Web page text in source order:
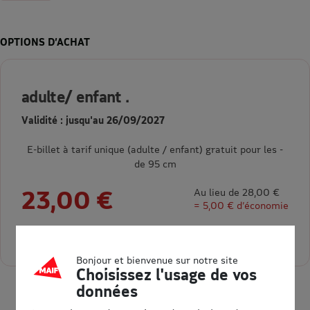
OPTIONS D’ACHAT
adulte/ enfant .
Validité : jusqu'au 26/09/2027
E-billet à tarif unique (adulte / enfant) gratuit pour les -
de 95 cm
23,00 €
Au lieu de 28,00 €
= 5,00 € d’économie
Bonjour et bienvenue sur notre site
Choisissez l'usage de vos
données